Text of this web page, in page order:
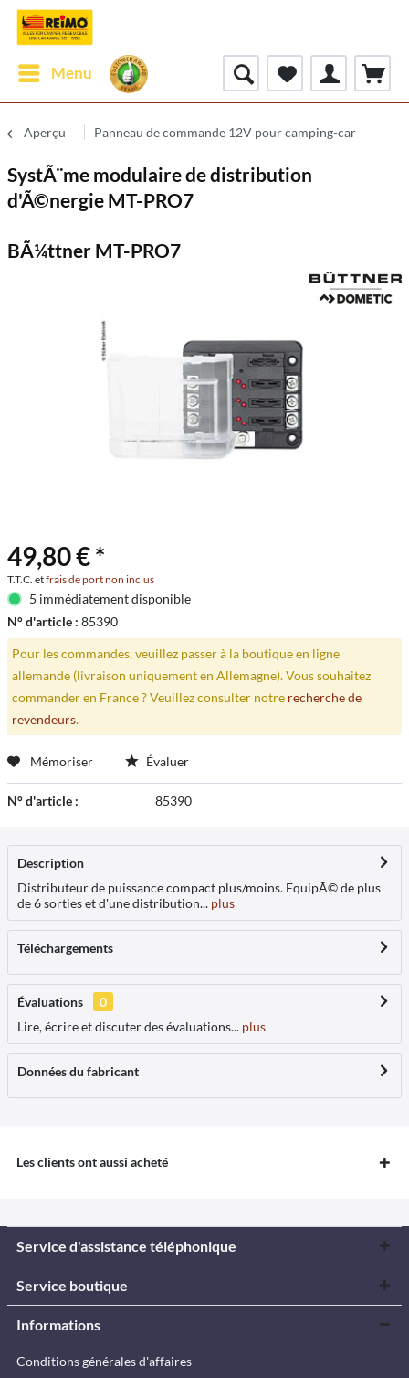
Menu
Aperçu Panneau de commande 12V pour camping-car
SystÃ¨me modulaire de distribution
d'Ã©nergie MT-PRO7
BÃ¼ttner MT-PRO7
49,80 € *
T.T.C. etfrais de port non inclus
5 immédiatement disponible
N° d'article : 85390
Pour les commandes, veuillez passer à la boutique en ligne
allemande (livraison uniquement en Allemagne). Vous souhaitez
commander en France ? Veuillez consulter notre recherche de
revendeurs.
Mémoriser Évaluer
N° d'article : 85390
Description
Distributeur de puissance compact plus/moins. EquipÃ© de plus
de 6 sorties et d'une distribution... plus
Téléchargements
Évaluations
0
Lire, écrire et discuter des évaluations... plus
Données du fabricant
Les clients ont aussi acheté
Service d'assistance téléphonique
Service boutique
Informations
Conditions générales d'affaires